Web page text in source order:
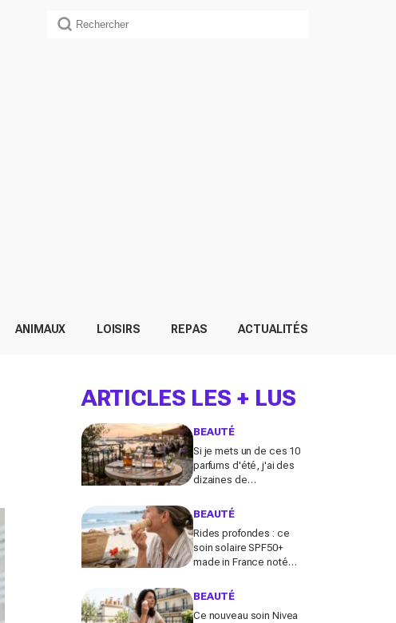
ANIMAUX LOISIRS REPAS ACTUALITÉS
ARTICLES LES + LUS
BEAUTÉ
Si je mets un de ces 10
parfums d'été, j'ai des
dizaines de
journée
BEAUTÉ
Rides profondes : ce
soin solaire SPF50+
made in France noté
de freiner leur apparition
BEAUTÉ
Ce nouveau soin Nivea